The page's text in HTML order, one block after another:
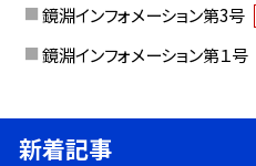
鏡淵インフォメーション第3号
鏡淵インフォメーション第１号
新着記事